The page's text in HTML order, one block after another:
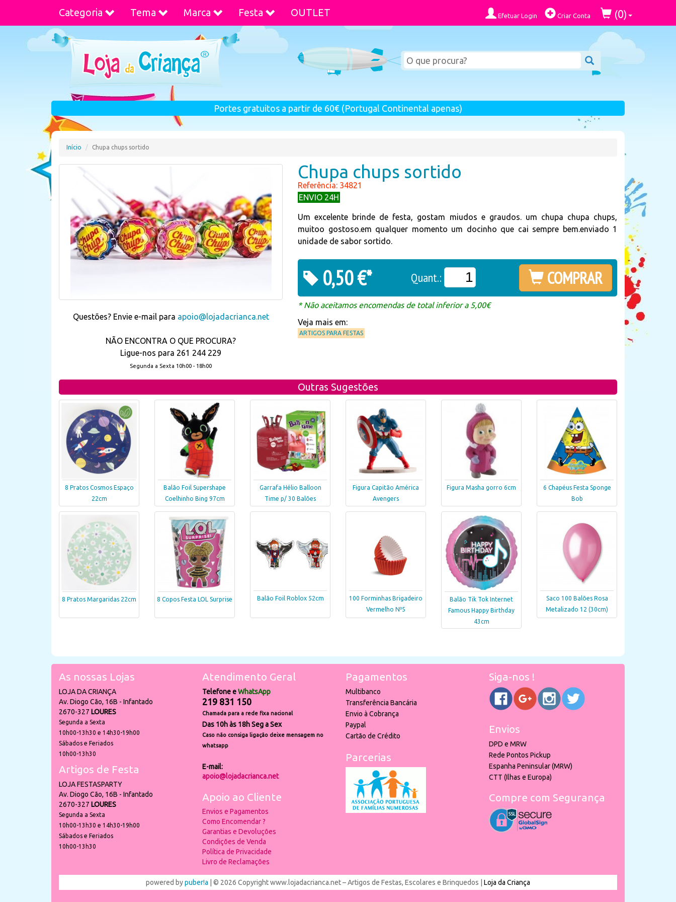
Categoria Tema Marca Festa OUTLET Efetuar Login Criar Conta (0)
Portes gratuitos a partir de 60€ (Portugal Continental apenas)
Início Chupa chups sortido
Questões? Envie e-mail para apoio@lojadacrianca.net
NÃO ENCONTRA O QUE PROCURA?
Ligue-nos para 261 244 229
Segunda a Sexta 10h00 - 18h00
Chupa chups sortido
Referência: 34821
ENVIO 24H
Um excelente brinde de festa, gostam miudos e graudos. um chupa chupa chups,
muitoo gostoso.em qualquer momento um docinho que cai sempre bem.enviado 1
unidade de sabor sortido.
0,50 €* Quant.: COMPRAR
* Não aceitamos encomendas de total inferior a 5,00€
Veja mais em:
ARTIGOS PARA FESTAS
Outras Sugestões
8 Pratos Cosmos Espaço
22cm
Balão Foil Supershape
Coelhinho Bing 97cm
Garrafa Hélio Balloon
Time p/ 30 Balões
Figura Capitão América
Avengers
Figura Masha gorro 6cm
6 Chapéus Festa Sponge
Bob
8 Pratos Margaridas 22cm 8 Copos Festa LOL Surprise Balão Foil Roblox 52cm
100 Forminhas Brigadeiro
Vermelho Nº5
Balão Tik Tok Internet
Famous Happy Birthday
43cm
Saco 100 Balões Rosa
Metalizado 12 (30cm)
As nossas Lojas
LOJA DA CRIANÇA
Av. Diogo Cão, 16B - Infantado
2670-327 LOURES
Segunda a Sexta
10h00-13h30 e 14h30-19h00
Sábados e Feriados
10h00-13h30
Artigos de Festa
LOJA FESTASPARTY
Av. Diogo Cão, 16B - Infantado
2670-327 LOURES
Segunda a Sexta
10h00-13h30 e 14h30-19h00
Sábados e Feriados
10h00-13h30
Atendimento Geral
Telefone eWhatsApp
219 831 150
Chamada para a rede fixa nacional
Das 10h às 18h Seg a Sex
Caso não consiga ligação deixe mensagem no
whatsapp
E-mail:
apoio@lojadacrianca.net
Apoio ao Cliente
Envios e Pagamentos
Como Encomendar ?
Garantias e Devoluções
Condições de Venda
Política de Privacidade
Livro de Reclamações
Pagamentos
Multibanco
Transferência Bancária
Envio à Cobrança
Paypal
Cartão de Crédito
Parcerias
Siga-nos !
Envios
DPD e MRW
Rede Pontos Pickup
Espanha Peninsular (MRW)
CTT (Ilhas e Europa)
Compre com Segurança
powered bypuber!a | © 2026 Copyright www.lojadacrianca.net – Artigos de Festas, Escolares e Brinquedos | Loja da Criança